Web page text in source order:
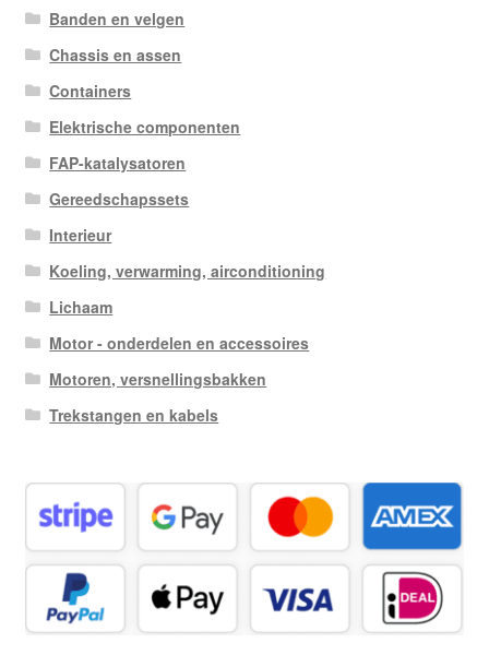
Banden en velgen
Chassis en assen
Containers
Elektrische componenten
FAP-katalysatoren
Gereedschapssets
Interieur
Koeling, verwarming, airconditioning
Lichaam
Motor - onderdelen en accessoires
Motoren, versnellingsbakken
Trekstangen en kabels